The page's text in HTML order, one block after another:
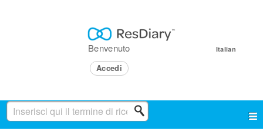
Italian
Benvenuto
Accedi